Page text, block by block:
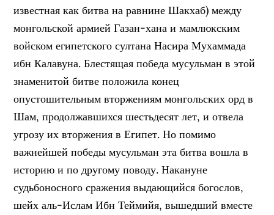
известная как битва на равнине Шакхаб) между
монгольской армией Газан-хана и мамлюкским
войском египетского султана Насира Мухаммада
ибн Калавуна. Блестящая победа мусульман в этой
знаменитой битве положила конец
опустошительным вторжениям монгольских орд в
Шам, продолжавшихся шестьдесят лет, и отвела
угрозу их вторжения в Египет. Но помимо
важнейшей победы мусульман эта битва вошла в
историю и по другому поводу. Накануне
судьбоносного сражения выдающийся богослов,
шейх аль-Ислам Ибн Теймийя, вышедший вместе